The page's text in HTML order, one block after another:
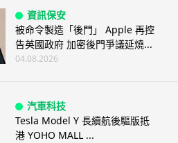
資訊保安
被命令製造「後門」 Apple 再控
告英國政府 加密後門爭議延燒...
04.08.2026
汽車科技
Tesla Model Y 長續航後驅版抵
港 YOHO MALL ...